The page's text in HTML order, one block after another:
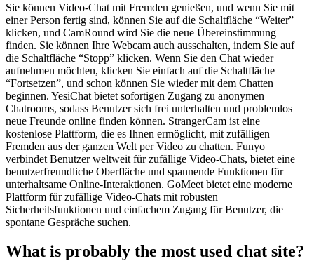
Sie können Video-Chat mit Fremden genießen, und wenn Sie mit
einer Person fertig sind, können Sie auf die Schaltfläche “Weiter”
klicken, und CamRound wird Sie die neue Übereinstimmung
finden. Sie können Ihre Webcam auch ausschalten, indem Sie auf
die Schaltfläche “Stopp” klicken. Wenn Sie den Chat wieder
aufnehmen möchten, klicken Sie einfach auf die Schaltfläche
“Fortsetzen”, und schon können Sie wieder mit dem Chatten
beginnen. YesiChat bietet sofortigen Zugang zu anonymen
Chatrooms, sodass Benutzer sich frei unterhalten und problemlos
neue Freunde online finden können. StrangerCam ist eine
kostenlose Plattform, die es Ihnen ermöglicht, mit zufälligen
Fremden aus der ganzen Welt per Video zu chatten. Funyo
verbindet Benutzer weltweit für zufällige Video-Chats, bietet eine
benutzerfreundliche Oberfläche und spannende Funktionen für
unterhaltsame Online-Interaktionen. GoMeet bietet eine moderne
Plattform für zufällige Video-Chats mit robusten
Sicherheitsfunktionen und einfachem Zugang für Benutzer, die
spontane Gespräche suchen.
What is probably the most used chat site?